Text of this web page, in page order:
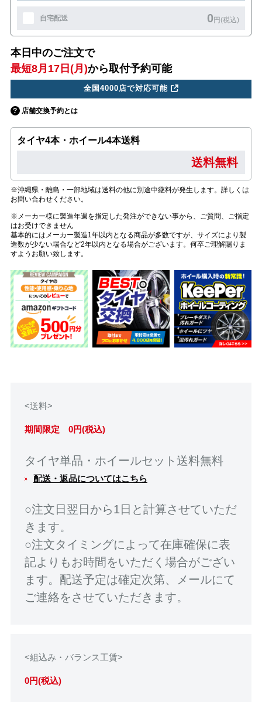
自宅配送 0円(税込)
本日中のご注文で
最短8月17日(月)から取付予約可能
全国4000店で対応可能
店舗交換予約とは
タイヤ4本・ホイール4本送料
送料無料
※沖縄県・離島・一部地域は送料の他に別途中継料が発生します。詳しくは
お問い合わせください。
※メーカー様に製造年週を指定した発注ができない事から、ご質問、ご指定
はお受けできません
基本的にはメーカー製造1年以内となる商品が多数ですが、サイズにより製
造数が少ない場合など2年以内となる場合がございます。何卒ご理解賜りま
すようお願い致します。
<送料>
期間限定 0円(税込)
タイヤ単品・ホイールセット送料無料
配送・返品についてはこちら
○注文日翌日から1日と計算させていただ
きます。
○注文タイミングによって在庫確保に表
記よりもお時間をいただく場合がござい
ます。配送予定は確定次第、メールにて
ご連絡をさせていただきます。
<組込み・バランス工賃>
0円(税込)